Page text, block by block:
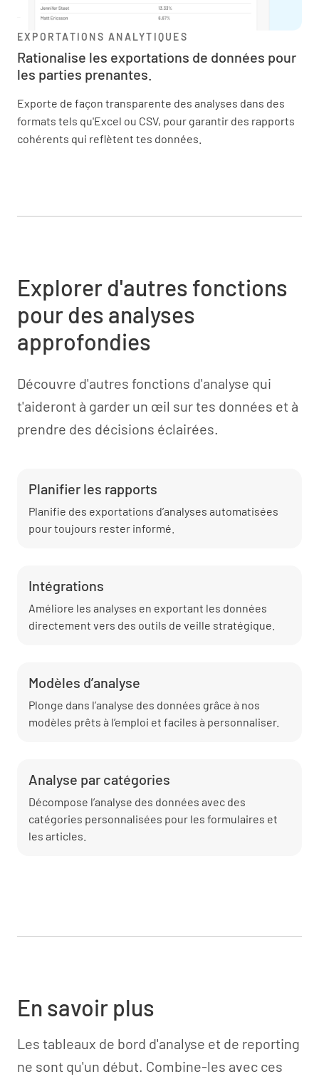
EXPORTATIONS ANALYTIQUES
Rationalise les exportations de données pour
les parties prenantes.
Exporte de façon transparente des analyses dans des
formats tels qu'Excel ou CSV, pour garantir des rapports
cohérents qui reflètent tes données.
Explorer d'autres fonctions
pour des analyses
approfondies
Découvre d'autres fonctions d'analyse qui
t'aideront à garder un œil sur tes données et à
prendre des décisions éclairées.
Planifier les rapports
Planifie des exportations d’analyses automatisées
pour toujours rester informé.
Intégrations
Améliore les analyses en exportant les données
directement vers des outils de veille stratégique.
Modèles d’analyse
Plonge dans l’analyse des données grâce à nos
modèles prêts à l’emploi et faciles à personnaliser.
Analyse par catégories
Décompose l’analyse des données avec des
catégories personnalisées pour les formulaires et
les articles.
En savoir plus
Les tableaux de bord d'analyse et de reporting
ne sont qu'un début. Combine-les avec ces